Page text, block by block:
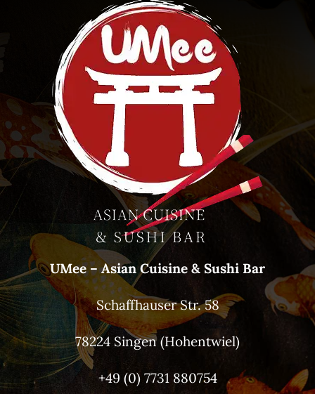
UMee – Asian Cuisine & Sushi Bar
Schaffhauser Str. 58
78224 Singen (Hohentwiel)
+49 (0) 7731 880754